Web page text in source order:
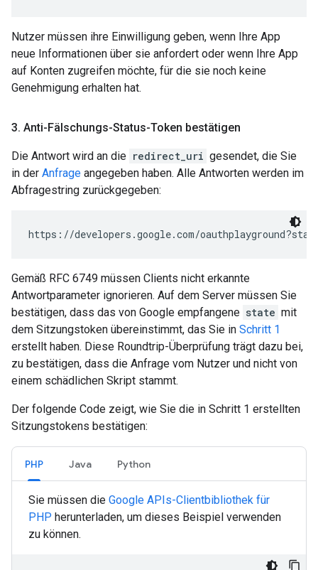
Nutzer müssen ihre Einwilligung geben, wenn Ihre App
neue Informationen über sie anfordert oder wenn Ihre App
auf Konten zugreifen möchte, für die sie noch keine
Genehmigung erhalten hat.
3. Anti-Fälschungs-Status-Token bestätigen
Die Antwort wird an die redirect_uri gesendet, die Sie
in der Anfrage angegeben haben. Alle Antworten werden im
Abfragestring zurückgegeben:
https://developers.google.com/
Gemäß RFC 6749 müssen Clients nicht erkannte
Antwortparameter ignorieren. Auf dem Server müssen Sie
bestätigen, dass das von Google empfangene state mit
dem Sitzungstoken übereinstimmt, das Sie in Schritt 1
erstellt haben. Diese Roundtrip-Überprüfung trägt dazu bei,
zu bestätigen, dass die Anfrage vom Nutzer und nicht von
einem schädlichen Skript stammt.
Der folgende Code zeigt, wie Sie die in Schritt 1 erstellten
Sitzungstokens bestätigen:
PHP Java Python
Sie müssen die Google APIs-Clientbibliothek für
PHP herunterladen, um dieses Beispiel verwenden
zu können.